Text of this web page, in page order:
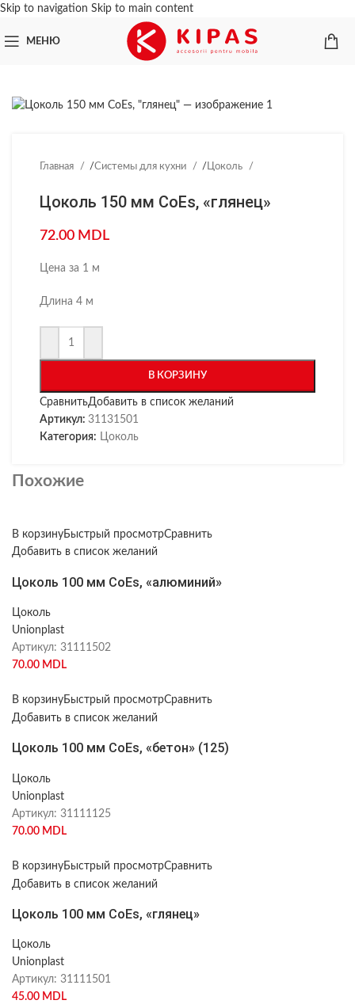
Skip to navigation Skip to main content
МЕНЮ
Главная /Системы для кухни / Цоколь
Цоколь 150 мм CoEs, «глянец»
72.00 MDL
Цена за 1 м
Длина 4 м
В КОРЗИНУ
СравнитьДобавить в список желаний
Артикул: 31131501
Категория: Цоколь
Похожие
В корзинуБыстрый просмотрСравнить
Добавить в список желаний
Цоколь 100 мм CoEs, «алюминий»
Цоколь
Unionplast
Артикул: 31111502
70.00 MDL
В корзинуБыстрый просмотрСравнить
Добавить в список желаний
Цоколь 100 мм CoEs, «бетон» (125)
Цоколь
Unionplast
Артикул: 31111125
70.00 MDL
В корзинуБыстрый просмотрСравнить
Добавить в список желаний
Цоколь 100 мм CoEs, «глянец»
Цоколь
Unionplast
Артикул: 31111501
45.00 MDL